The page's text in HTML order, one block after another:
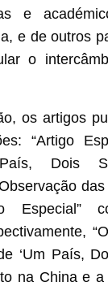
e
e de outros
o
os artigos
“Artigo
Dois
Especial”
‘Um País,
na China e a